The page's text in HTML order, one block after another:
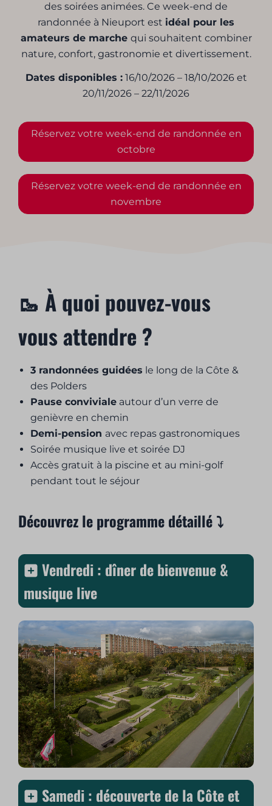
des soirées animées. Ce week-end de
randonnée à Nieuport est idéal pour les
amateurs de marche qui souhaitent combiner
nature, confort, gastronomie et divertissement.
Dates disponibles :16/10/2026 – 18/10/2026 et
20/11/2026 – 22/11/2026
Réservez votre week-end de randonnée en
octobre
Réservez votre week-end de randonnée en
novembre
🥾 À quoi pouvez-vous
vous attendre ?
3 randonnées guidées le long de la Côte &
des Polders
Pause conviviale autour d’un verre de
genièvre en chemin
Demi-pension avec repas gastronomiques
Soirée musique live et soirée DJ
Accès gratuit à la piscine et au mini-golf
pendant tout le séjour
Découvrez le programme détaillé ⤵️
Vendredi : dîner de bienvenue &
musique live
Samedi : découverte de la Côte et